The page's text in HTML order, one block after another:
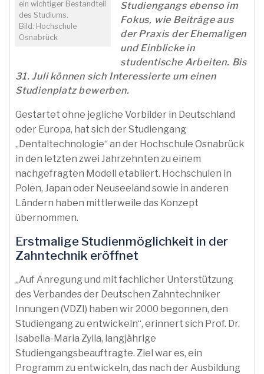
ein wichtiger Bestandteil
des Studiums.
Bild: Hochschule
Osnabrück
Studiengangs ebenso im
Fokus, wie Beiträge aus
der Praxis der Ehemaligen
und Einblicke in
studentische Arbeiten. Bis
31. Juli können sich Interessierte um einen
Studienplatz bewerben.
Gestartet ohne jegliche Vorbilder in Deutschland
oder Europa, hat sich der Studiengang
„Dentaltechnologie“ an der Hochschule Osnabrück
in den letzten zwei Jahrzehnten zu einem
nachgefragten Modell etabliert. Hochschulen in
Polen, Japan oder Neuseeland sowie in anderen
Ländern haben mittlerweile das Konzept
übernommen.
Erstmalige Studienmöglichkeit in der
Zahntechnik eröffnet
„Auf Anregung und mit fachlicher Unterstützung
des Verbandes der Deutschen Zahntechniker
Innungen (VDZI) haben wir 2000 begonnen, den
Studiengang zu entwickeln“, erinnert sich Prof. Dr.
Isabella-Maria Zylla, langjährige
Studiengangsbeauftragte. Ziel war es, ein
Programm zu entwickeln, das nach der Ausbildung